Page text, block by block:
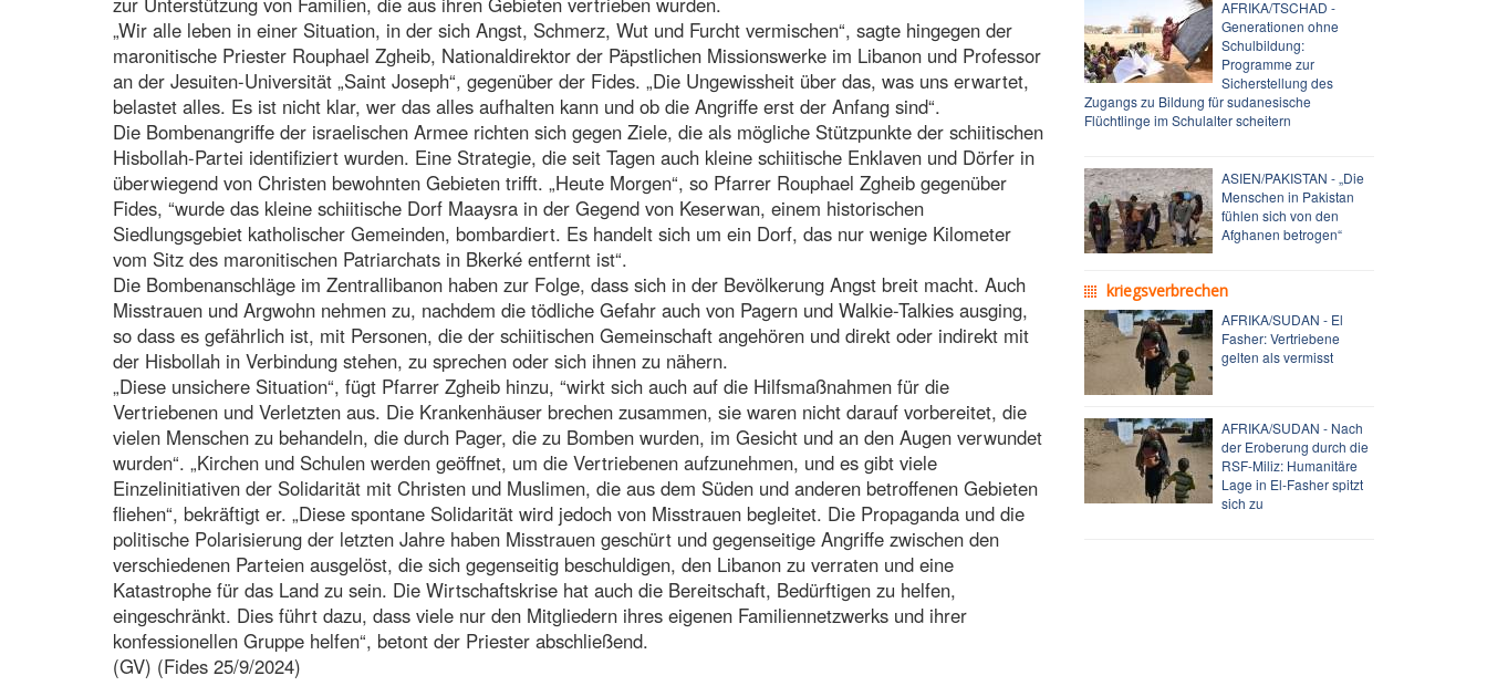
„Wir alle leben in einer Situation, in der sich Angst, Schmerz, Wut und Furcht vermischen“, sagte hingegen der
maronitische Priester Rouphael Zgheib, Nationaldirektor der Päpstlichen Missionswerke im Libanon und Professor
an der Jesuiten-Universität „Saint Joseph“, gegenüber der Fides. „Die Ungewissheit über das, was uns erwartet,
belastet alles. Es ist nicht klar, wer das alles aufhalten kann und ob die Angriffe erst der Anfang sind“.
Die Bombenangriffe der israelischen Armee richten sich gegen Ziele, die als mögliche Stützpunkte der schiitischen
Hisbollah-Partei identifiziert wurden. Eine Strategie, die seit Tagen auch kleine schiitische Enklaven und Dörfer in
überwiegend von Christen bewohnten Gebieten trifft. „Heute Morgen“, so Pfarrer Rouphael Zgheib gegenüber
Fides, “wurde das kleine schiitische Dorf Maaysra in der Gegend von Keserwan, einem historischen
Siedlungsgebiet katholischer Gemeinden, bombardiert. Es handelt sich um ein Dorf, das nur wenige Kilometer
vom Sitz des maronitischen Patriarchats in Bkerké entfernt ist“.
Die Bombenanschläge im Zentrallibanon haben zur Folge, dass sich in der Bevölkerung Angst breit macht. Auch
Misstrauen und Argwohn nehmen zu, nachdem die tödliche Gefahr auch von Pagern und Walkie-Talkies ausging,
so dass es gefährlich ist, mit Personen, die der schiitischen Gemeinschaft angehören und direkt oder indirekt mit
der Hisbollah in Verbindung stehen, zu sprechen oder sich ihnen zu nähern.
„Diese unsichere Situation“, fügt Pfarrer Zgheib hinzu, “wirkt sich auch auf die Hilfsmaßnahmen für die
Vertriebenen und Verletzten aus. Die Krankenhäuser brechen zusammen, sie waren nicht darauf vorbereitet, die
vielen Menschen zu behandeln, die durch Pager, die zu Bomben wurden, im Gesicht und an den Augen verwundet
wurden“. „Kirchen und Schulen werden geöffnet, um die Vertriebenen aufzunehmen, und es gibt viele
Einzelinitiativen der Solidarität mit Christen und Muslimen, die aus dem Süden und anderen betroffenen Gebieten
fliehen“, bekräftigt er. „Diese spontane Solidarität wird jedoch von Misstrauen begleitet. Die Propaganda und die
politische Polarisierung der letzten Jahre haben Misstrauen geschürt und gegenseitige Angriffe zwischen den
verschiedenen Parteien ausgelöst, die sich gegenseitig beschuldigen, den Libanon zu verraten und eine
Katastrophe für das Land zu sein. Die Wirtschaftskrise hat auch die Bereitschaft, Bedürftigen zu helfen,
eingeschränkt. Dies führt dazu, dass viele nur den Mitgliedern ihres eigenen Familiennetzwerks und ihrer
konfessionellen Gruppe helfen“, betont der Priester abschließend.
(GV) (Fides 25/9/2024)
AFRIKA/TSCHAD -
Generationen ohne
Schulbildung:
Programme zur
Sicherstellung des
Zugangs zu Bildung für sudanesische
Flüchtlinge im Schulalter scheitern
ASIEN/PAKISTAN - „Die
Menschen in Pakistan
fühlen sich von den
Afghanen betrogen“
kriegsverbrechen
AFRIKA/SUDAN - El
Fasher: Vertriebene
gelten als vermisst
AFRIKA/SUDAN - Nach
der Eroberung durch die
RSF-Miliz: Humanitäre
Lage in El-Fasher spitzt
sich zu